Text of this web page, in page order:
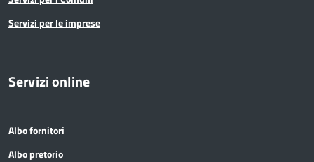
Servizi per le imprese
Servizi online
Albo fornitori
Albo pretorio